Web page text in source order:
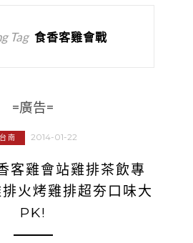
Tag 食香客雞會戰
=廣告=
台南 2014-01-22
客雞會站雞排茶飲專
火烤雞排超夯口味大
PK!